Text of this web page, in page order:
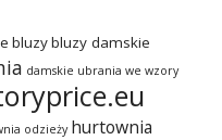
bluzybluzy damskie
damskie ubrania we wzory
odzieży hurtownia